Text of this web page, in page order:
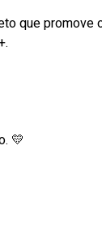
que
💛